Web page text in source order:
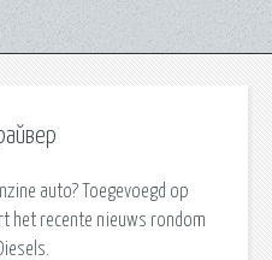
auto? Toegevoegd op
het recente nieuws rondom